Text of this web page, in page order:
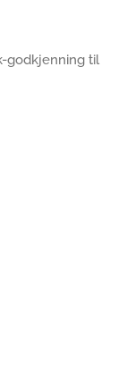
godkjenning til